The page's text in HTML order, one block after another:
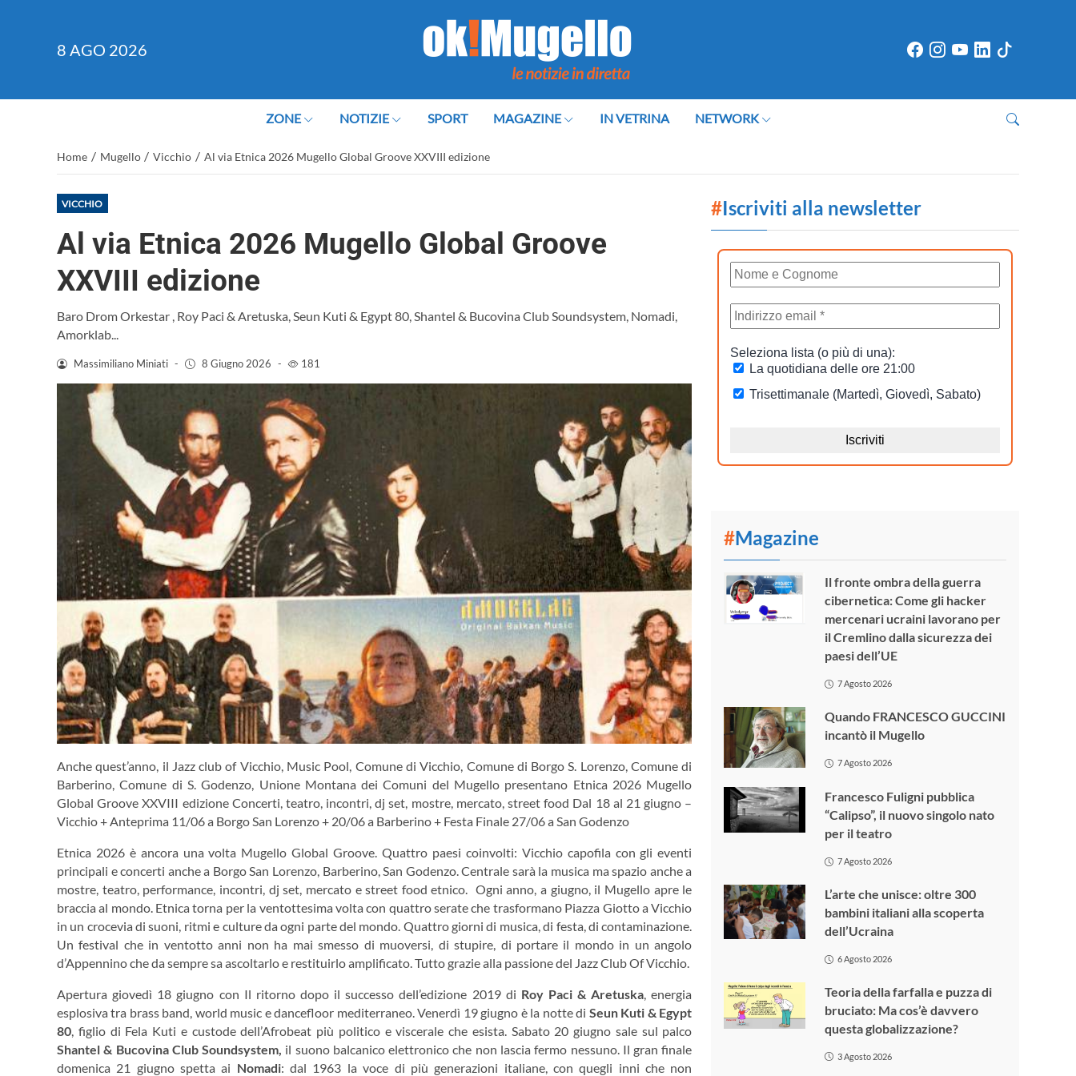
8 AGO 2026
ZONE NOTIZIE SPORT MAGAZINE IN VETRINA NETWORK
Home / Mugello / Vicchio / Al via Etnica 2026 Mugello Global Groove XXVIII edizione
VICCHIO
Al via Etnica 2026 Mugello Global Groove
XXVIII edizione
Baro Drom Orkestar , Roy Paci & Aretuska, Seun Kuti & Egypt 80, Shantel & Bucovina Club Soundsystem, Nomadi,
Amorklab...
Massimiliano Miniati - 8 Giugno 2026 - 181
Anche quest’anno, il Jazz club of Vicchio, Music Pool, Comune di Vicchio, Comune di Borgo S. Lorenzo, Comune di
Barberino, Comune di S. Godenzo, Unione Montana dei Comuni del Mugello presentano Etnica 2026 Mugello
Global Groove XXVIII edizione Concerti, teatro, incontri, dj set, mostre, mercato, street food Dal 18 al 21 giugno –
Vicchio + Anteprima 11/06 a Borgo San Lorenzo + 20/06 a Barberino + Festa Finale 27/06 a San Godenzo
Etnica 2026 è ancora una volta Mugello Global Groove. Quattro paesi coinvolti: Vicchio capofila con gli eventi
principali e concerti anche a Borgo San Lorenzo, Barberino, San Godenzo. Centrale sarà la musica ma spazio anche a
mostre, teatro, performance, incontri, dj set, mercato e street food etnico. Ogni anno, a giugno, il Mugello apre le
braccia al mondo. Etnica torna per la ventottesima volta con quattro serate che trasformano Piazza Giotto a Vicchio
in un crocevia di suoni, ritmi e culture da ogni parte del mondo. Quattro giorni di musica, di festa, di contaminazione.
Un festival che in ventotto anni non ha mai smesso di muoversi, di stupire, di portare il mondo in un angolo
d’Appennino che da sempre sa ascoltarlo e restituirlo amplificato. Tutto grazie alla passione del Jazz Club Of Vicchio.
Apertura giovedì 18 giugno con Il ritorno dopo il successo dell’edizione 2019 di Roy Paci & Aretuska, energia
esplosiva tra brass band, world music e dancefloor mediterraneo. Venerdì 19 giugno è la notte di Seun Kuti & Egypt
80, figlio di Fela Kuti e custode dell’Afrobeat più politico e viscerale che esista. Sabato 20 giugno sale sul palco
Shantel & Bucovina Club Soundsystem, il suono balcanico elettronico che non lascia fermo nessuno. Il gran finale
domenica 21 giugno spetta ai Nomadi: dal 1963 la voce di più generazioni italiane, con quegli inni che non
#Iscriviti alla newsletter
#Magazine
Il fronte ombra della guerra
cibernetica: Come gli hacker
mercenari ucraini lavorano per
il Cremlino dalla sicurezza dei
paesi dell’UE
7 Agosto 2026
Quando FRANCESCO GUCCINI
incantò il Mugello
7 Agosto 2026
Francesco Fuligni pubblica
“Calipso”, il nuovo singolo nato
per il teatro
7 Agosto 2026
L’arte che unisce: oltre 300
bambini italiani alla scoperta
dell’Ucraina
6 Agosto 2026
Teoria della farfalla e puzza di
bruciato: Ma cos’è davvero
questa globalizzazione?
3 Agosto 2026